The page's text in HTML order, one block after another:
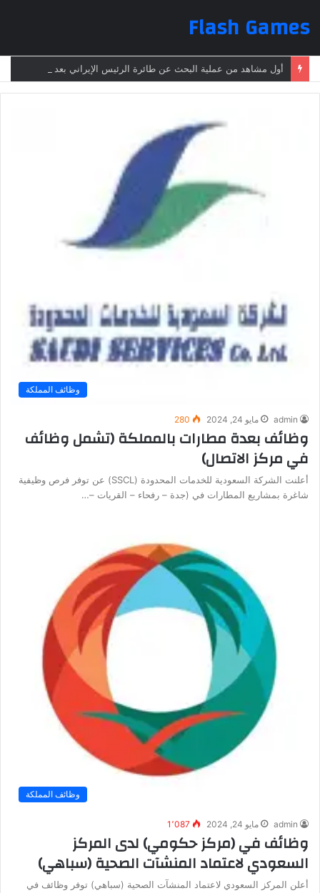
Flash Games
وظائف المملكة
admin مايو 24, 2024 280
وظائف بعدة مطارات بالمملكة (تشمل وظائف
في مركز الاتصال)
أعلنت الشركة السعودية للخدمات المحدودة (SSCL) عن توفر فرص وظيفية
شاغرة بمشاريع المطارات في (جدة – رفحاء – القريات –…
وظائف المملكة
admin مايو 24, 2024 1٬087
وظائف في (مركز حكومي) لدى المركز
السعودي لاعتماد المنشآت الصحية (سباهي)
أعلن المركز السعودي لاعتماد المنشآت الصحية (سباهي) توفر وظائف في